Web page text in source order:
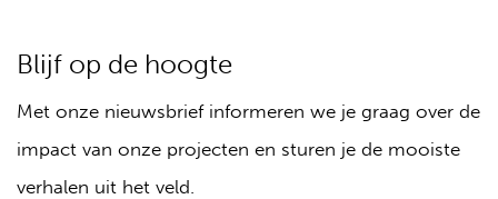
Blijf op de hoogte
Met onze nieuwsbrief informeren we je graag over de
impact van onze projecten en sturen je de mooiste
verhalen uit het veld.